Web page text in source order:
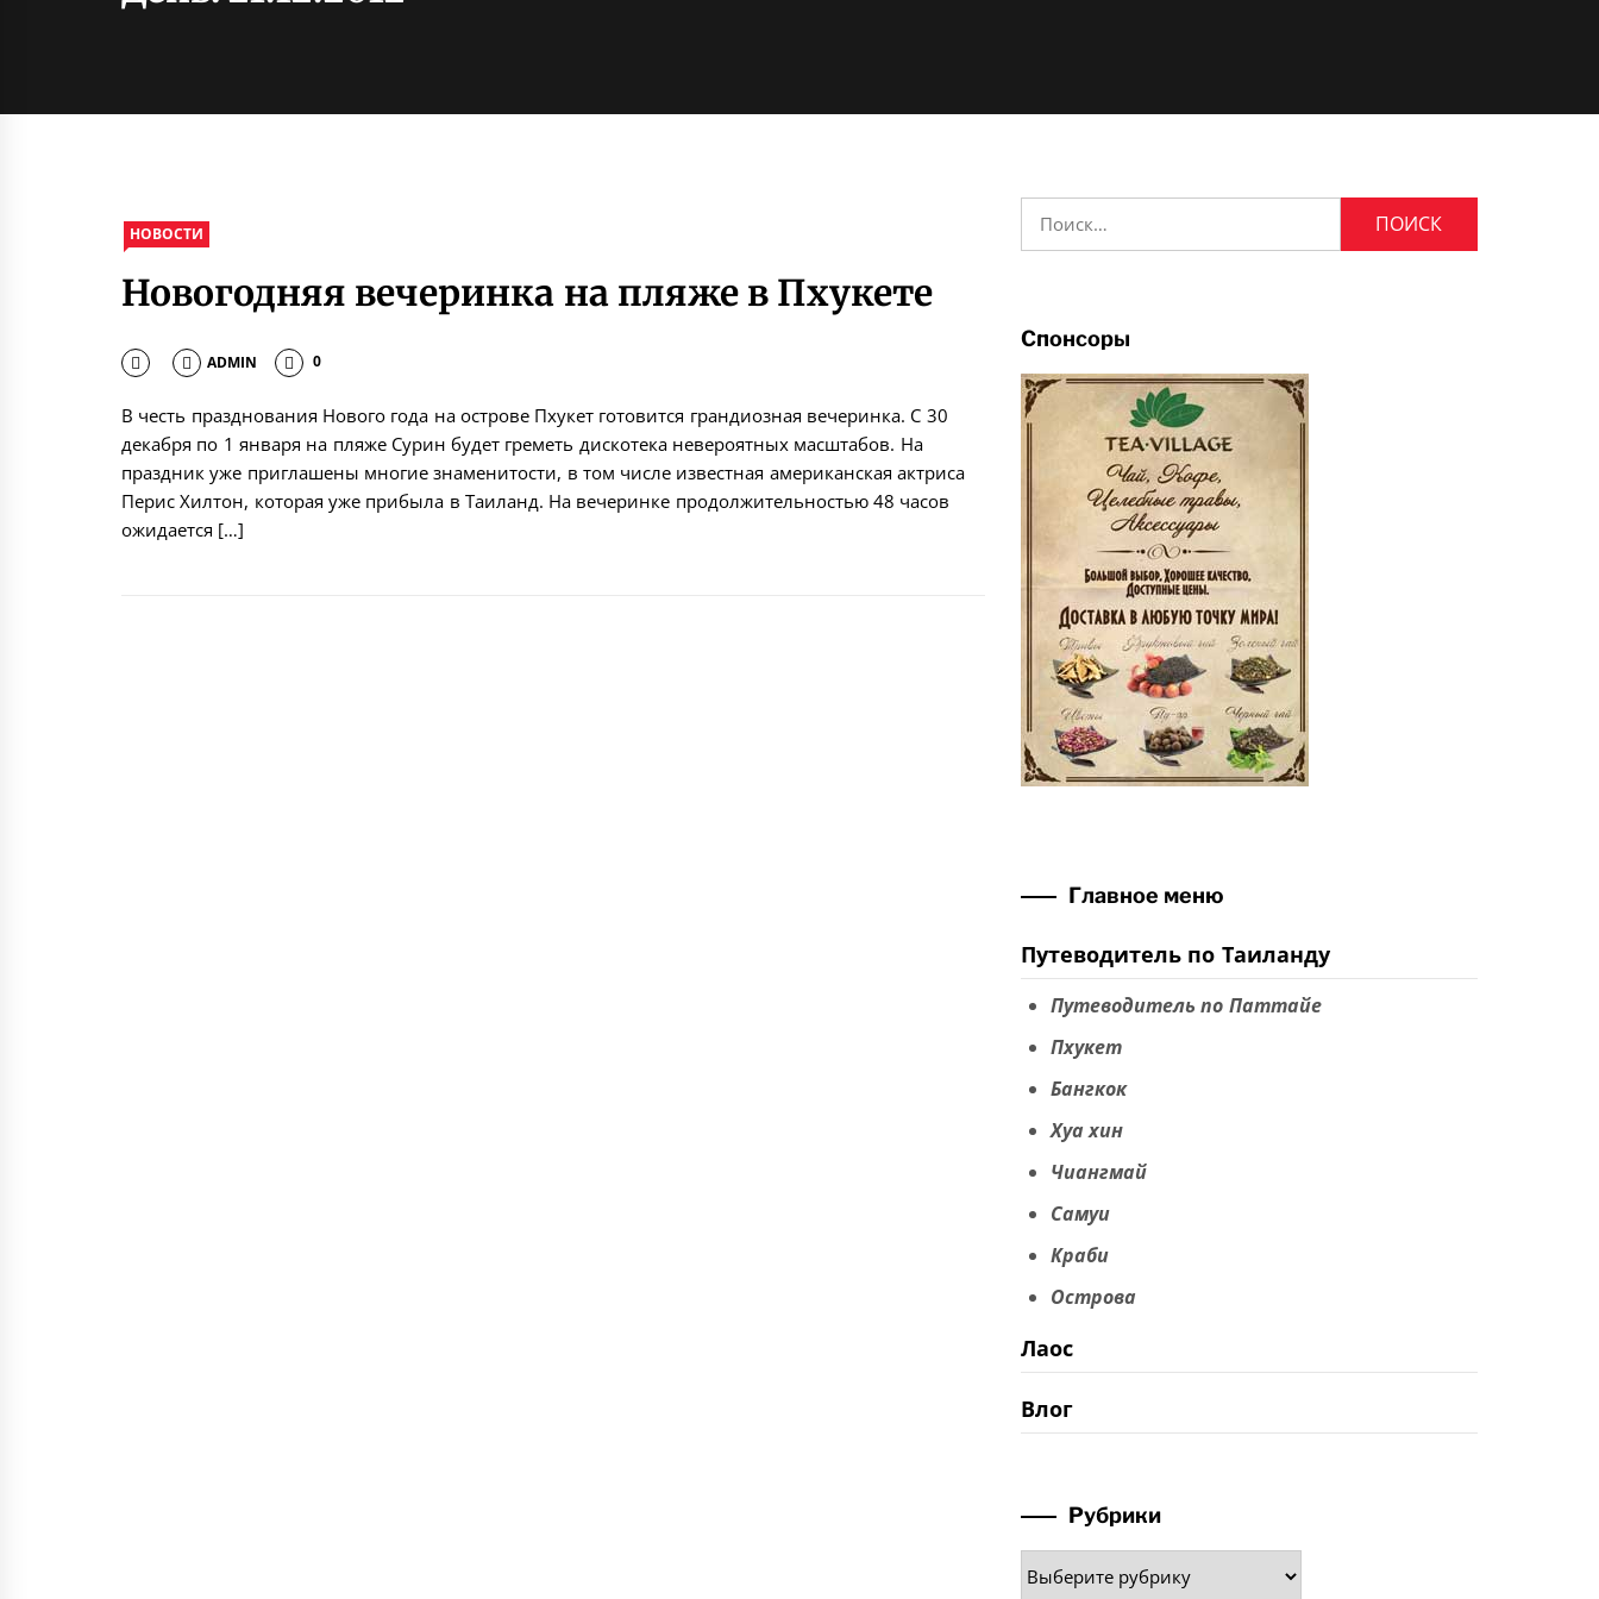
НОВОСТИ
Новогодняя вечеринка на пляже в Пхукете
ADMIN 0
В честь празднования Нового года на острове Пхукет готовится грандиозная вечеринка. С 30
декабря по 1 января на пляже Сурин будет греметь дискотека невероятных масштабов. На
праздник уже приглашены многие знаменитости, в том числе известная американская актриса
Перис Хилтон, которая уже прибыла в Таиланд. На вечеринке продолжительностью 48 часов
ожидается […]
Найти:
Спонсоры
Главное меню
Путеводитель по Таиланду
Путеводитель по Паттайе
Пхукет
Бангкок
Хуа хин
Чиангмай
Самуи
Краби
Острова
Лаос
Влог
Рубрики
Рубрики